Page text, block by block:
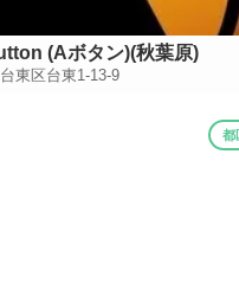
(Aボタン)(秋葉原)
東区台東1-13-9
都